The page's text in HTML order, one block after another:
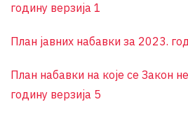
годину верзија 1
План јавних набавки за 2023.
План набавки на које се Закон
годину верзија 5